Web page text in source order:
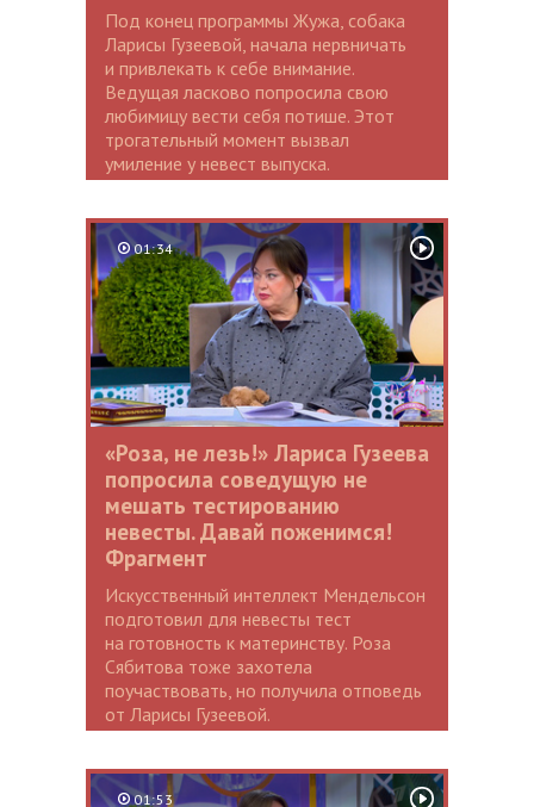
Под конец программы Жужа, собака
Ларисы Гузеевой, начала нервничать
и привлекать к себе внимание.
Ведущая ласково попросила свою
любимицу вести себя потише. Этот
трогательный момент вызвал
умиление у невест выпуска.
01:34
«Роза, не лезь!» Лариса Гузеева
попросила соведущую не
мешать тестированию
невесты. Давай поженимся!
Фрагмент
Искусственный интеллект Мендельсон
подготовил для невесты тест
на готовность к материнству. Роза
Сябитова тоже захотела
поучаствовать, но получила отповедь
от Ларисы Гузеевой.
01:53